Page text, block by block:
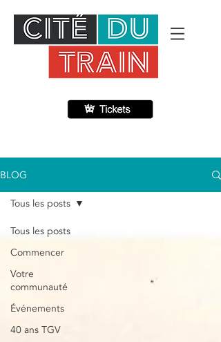
BLOG
Tous les posts
Commencer
Votre
communauté
Événements
40 ans TGV
Tous les posts